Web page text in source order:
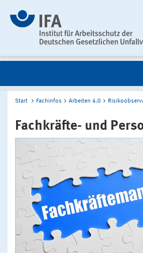
Start Fachinfos Arbeiten 4.0
Fachkräfte- und